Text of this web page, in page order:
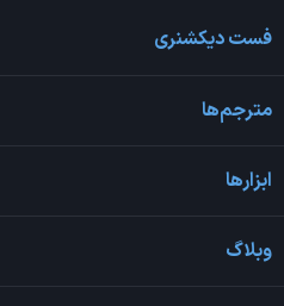
فست دیکشنری
مترجم‌ها
ابزارها
وبلاگ